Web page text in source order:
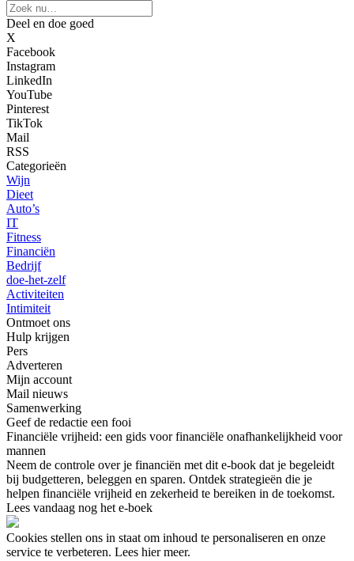
Deel en doe goed
X
Facebook
Instagram
LinkedIn
YouTube
Pinterest
TikTok
Mail
RSS
Categorieën
Wijn
Dieet
Auto’s
IT
Fitness
Financiën
Bedrijf
doe-het-zelf
Activiteiten
Intimiteit
Ontmoet ons
Hulp krijgen
Pers
Adverteren
Mijn account
Mail nieuws
Samenwerking
Geef de redactie een fooi
Financiële vrijheid: een gids voor financiële onafhankelijkheid voor
mannen
Neem de controle over je financiën met dit e-book dat je begeleidt
bij budgetteren, beleggen en sparen. Ontdek strategieën die je
helpen financiële vrijheid en zekerheid te bereiken in de toekomst.
Lees vandaag nog het e-boek
Cookies stellen ons in staat om inhoud te personaliseren en onze
service te verbeteren. Lees hier meer.